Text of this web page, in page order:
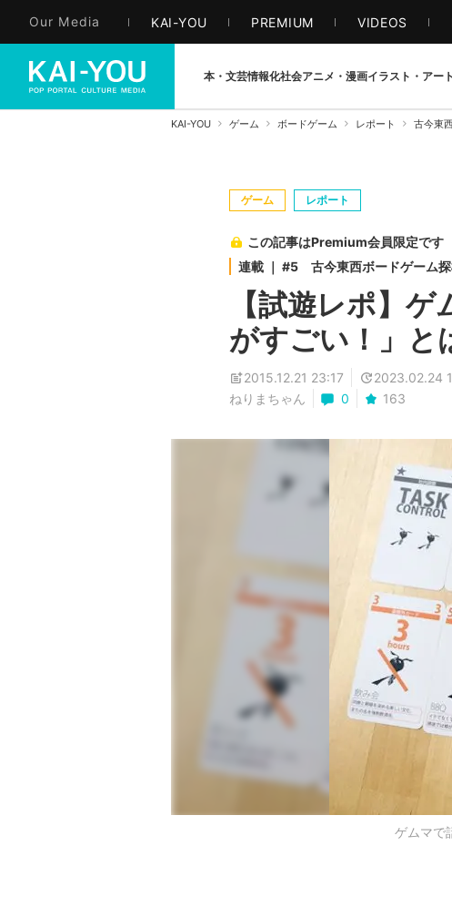
Our Media KAI-YOU PREMIUM VIDEOS
本・文芸情報化社会アニメ・漫画イラスト・アート
KAI-YOU ゲーム ボードゲーム レポート 古今東
ゲーム レポート
この記事はPremium会員限定です
連載 ｜ #5 古今東西ボードゲーム探
【試遊レポ】
がすごい！」と
2015.12.21 23:17
2023.02.24
ねりまちゃん
0 163
ゲムマで